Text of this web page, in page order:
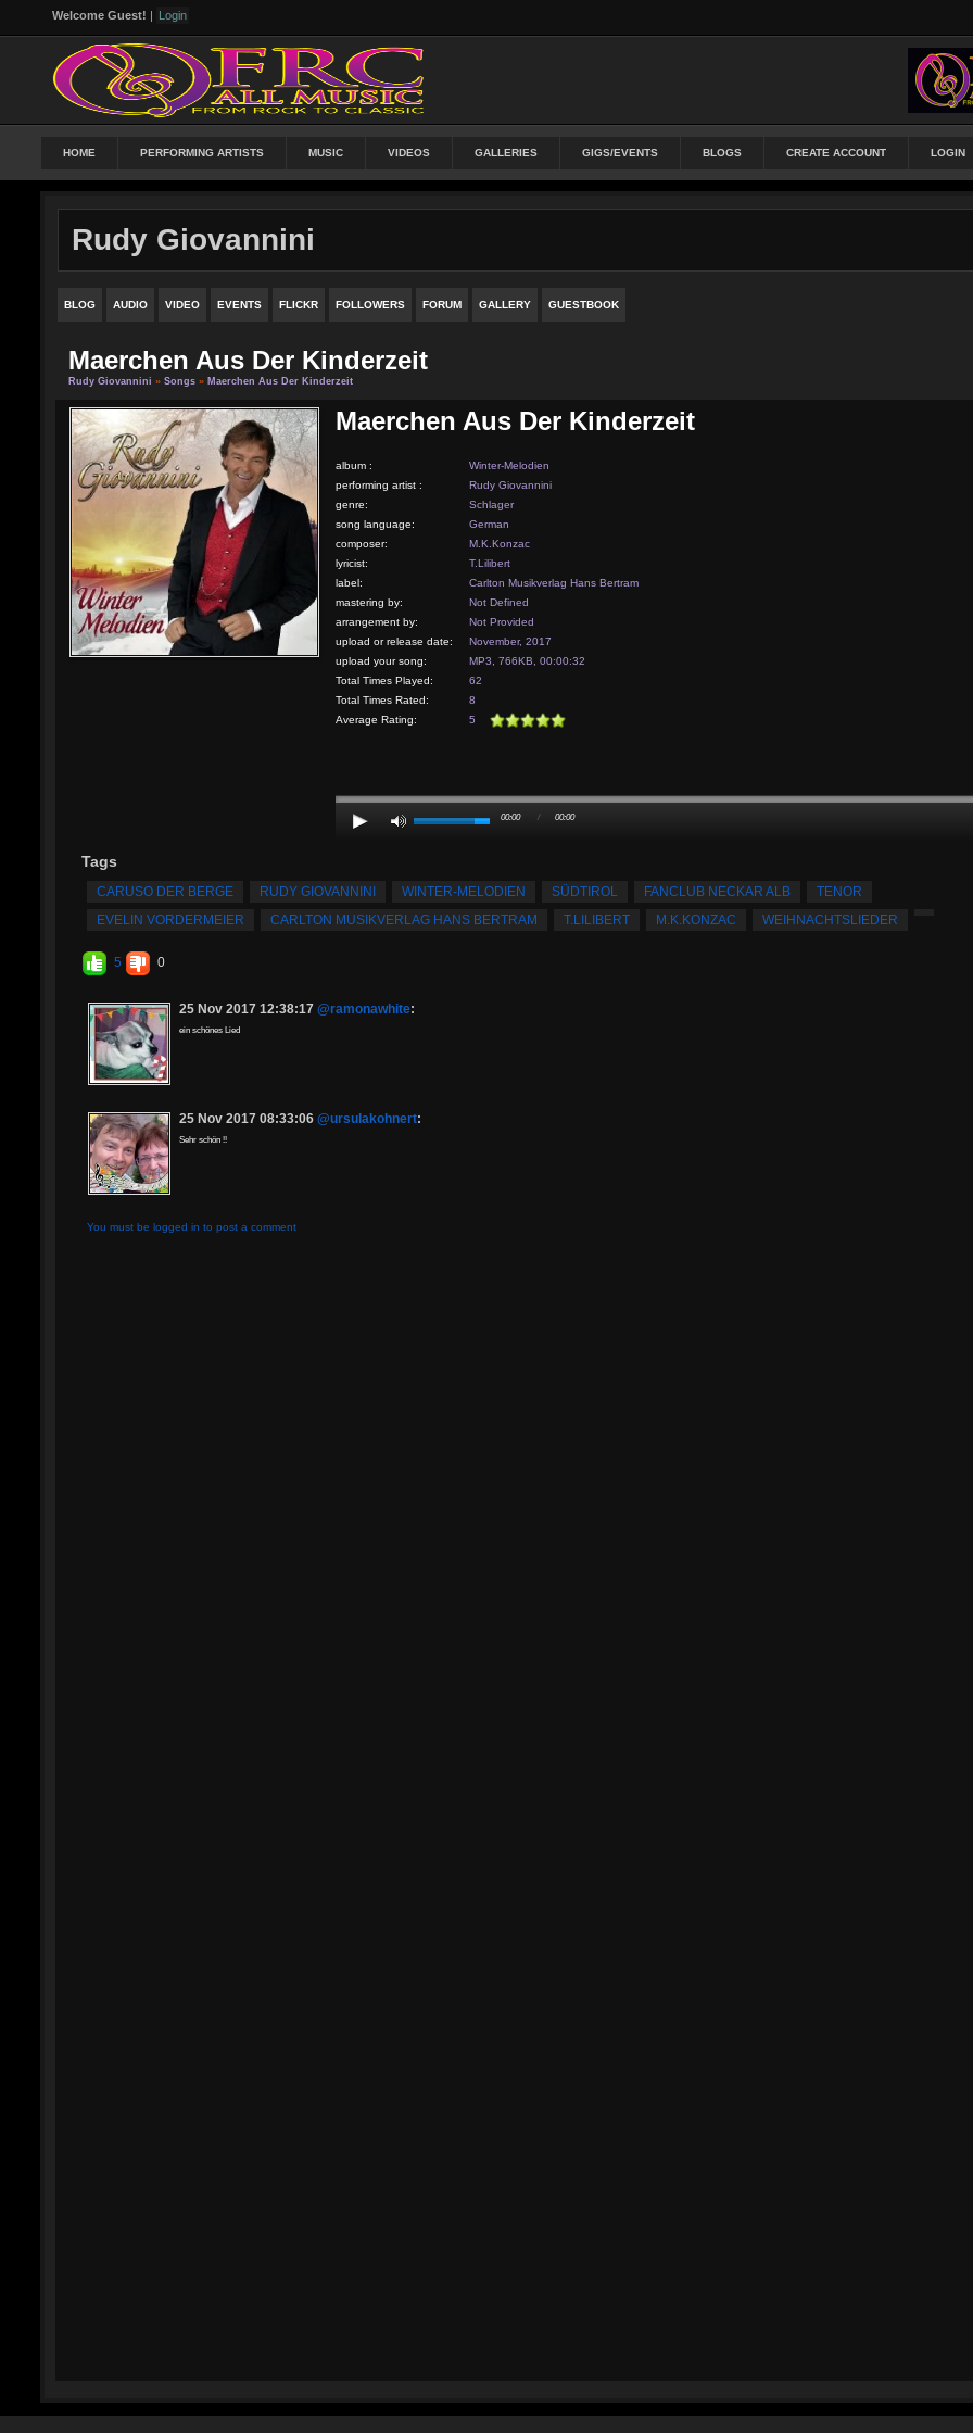
Welcome Guest! | Login
HOME PERFORMING ARTISTS MUSIC VIDEOS GALLERIES GIGS/EVENTS BLOGS CREATE ACCOUNT LOGIN
Rudy Giovannini
BLOG AUDIO VIDEO EVENTS FLICKR FOLLOWERS FORUM GALLERY GUESTBOOK
Maerchen Aus Der Kinderzeit
Rudy Giovannini » Songs » Maerchen Aus Der Kinderzeit
Maerchen Aus Der Kinderzeit
album :
Winter-Melodien
performing artist :
Rudy Giovannini
genre:
Schlager
song language:
German
composer:
M.K.Konzac
lyricist:
T.Lilibert
label:
Carlton Musikverlag Hans Bertram
mastering by:
Not Defined
arrangement by:
Not Provided
upload or release date:
November, 2017
upload your song:
MP3, 766KB, 00:00:32
Total Times Played:
62
Total Times Rated:
8
Average Rating:
5
00:00 / 00:00
Tags
CARUSO DER BERGE RUDY GIOVANNINI WINTER-MELODIEN SÜDTIROL FANCLUB NECKAR ALB
TENOR
EVELIN VORDERMEIER
CARLTON MUSIKVERLAG HANS BERTRAM T.LILIBERT M.K.KONZAC WEIHNACHTSLIEDER
5 0
25 Nov 2017 12:38:17@ramonawhite:
ein schönes Lied
25 Nov 2017 08:33:06@ursulakohnert:
Sehr schön !!
You must be logged in to post a comment